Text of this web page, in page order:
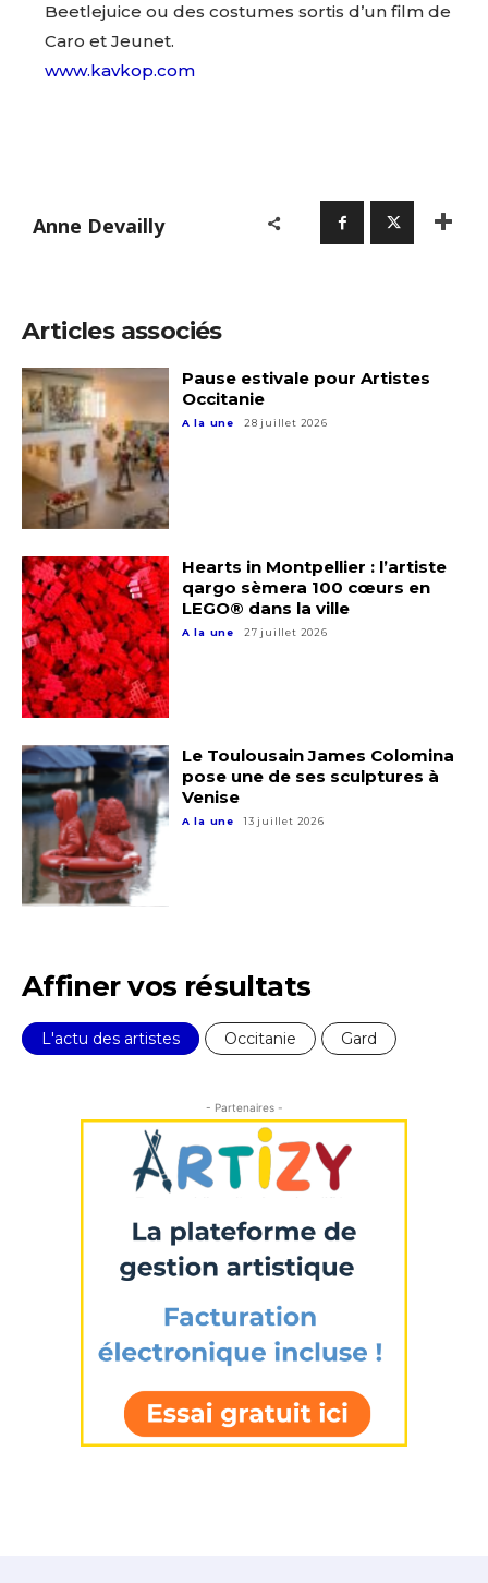
Adresse email*
Nom
Prénom
Statut / Organisation
J'accepte lestermes et conditions
* Champ obligatoire
Statut / Organisation
J'accepte lestermes et conditions
* Champ obligatoire
Beetlejuice ou des costumes sortis d’un film de
Caro et Jeunet.
www.kavkop.com
Anne Devailly
Articles associés
Pause estivale pour Artistes
Occitanie
A la une 28 juillet 2026
Hearts in Montpellier : l’artiste
qargo sèmera 100 cœurs en
LEGO® dans la ville
A la une 27 juillet 2026
Le Toulousain James Colomina
pose une de ses sculptures à
Venise
A la une 13 juillet 2026
Affiner vos résultats
L'actu des artistes Occitanie Gard
- Partenaires -